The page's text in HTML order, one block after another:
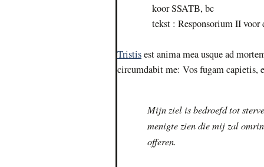
koor SSATB, bc
tekst : Responsorium II
Tristisest anima mea usque ad
circumdabit me: Vos fugam
Mijn ziel is bedroefd tot
menigte zien die mij zal
offeren.